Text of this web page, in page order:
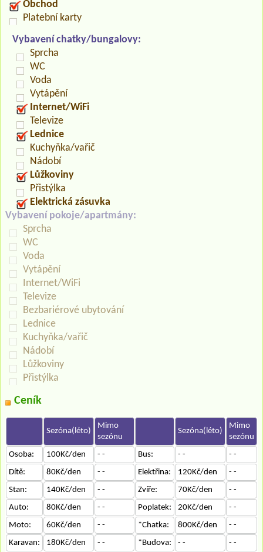
Obchod
Platební karty
Vybavení chatky/bungalovy:
Sprcha
WC
Voda
Vytápění
Internet/WiFi
Televize
Lednice
Kuchyňka/vařič
Nádobí
Lůžkoviny
Přistýlka
Elektrická zásuvka
Vybavení pokoje/apartmány:
Sprcha
WC
Voda
Vytápění
Internet/WiFi
Televize
Bezbariérové ubytování
Lednice
Kuchyňka/vařič
Nádobí
Lůžkoviny
Přistýlka
Ceník
Sezóna(léto)
Mimo
sezónu
Sezóna(léto)
Mimo
sezónu
Osoba:
100Kč/den - - Bus: - -
- -
Dítě:
80Kč/den - - Elektřina: 120Kč/den
- -
Stan:
140Kč/den - - Zvíře: 70Kč/den
- -
Auto:
80Kč/den - - Poplatek: 20Kč/den
- -
Moto:
60Kč/den - - *Chatka: 800Kč/den
- -
Karavan:
180Kč/den - - *Budova: - -
- -